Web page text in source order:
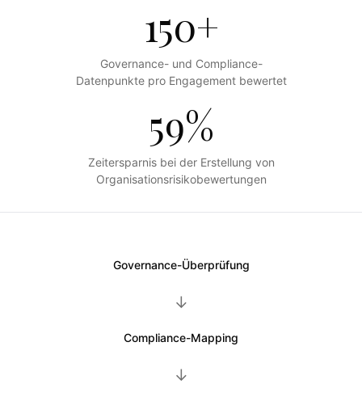
150+
Governance- und Compliance-
Datenpunkte pro Engagement bewertet
59%
Zeitersparnis bei der Erstellung von
Organisationsrisikobewertungen
Governance-Überprüfung
→
Compliance-Mapping
→